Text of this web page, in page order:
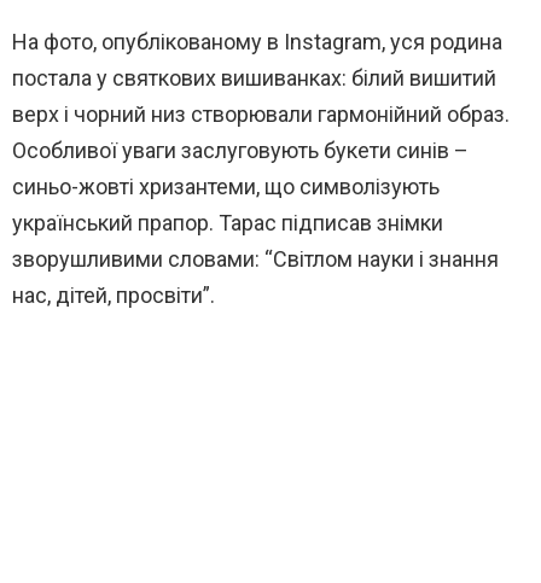
На фото, опублікованому в Instagram, уся родина
постала у святкових вишиванках: білий вишитий
верх і чорний низ створювали гармонійний образ.
Особливої уваги заслуговують букети синів –
синьо-жовті хризантеми, що символізують
український прапор. Тарас підписав знімки
зворушливими словами: “Світлом науки і знання
нас, дітей, просвіти”.